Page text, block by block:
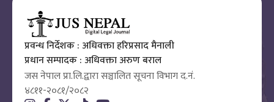
प्रवन्ध निर्देशक : अधिवक्ता हरिप्रसाद मैनाली
प्रधान सम्पादक : अधिवक्ता अरुण बराल
जस नेपाल प्रा.लि.द्वारा सञ्चालित सूचना विभाग द.नं.
४८११-२०८१/२०८२